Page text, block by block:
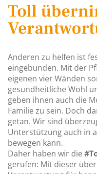
Toll
Anderen zu helfen ist
eingebunden. Mit der
eigenen vier Wänden
gesundheitliche Wohl
geben ihnen auch die
Familie zu sein. Doch
getan. Wir sind
Unterstützung auch in
bewegen kann.
Daher haben wir die
gerufen: Mit dieser